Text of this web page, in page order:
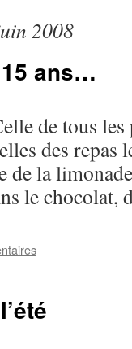
2008
ans…
de tous
des repas
de la
le chocolat,